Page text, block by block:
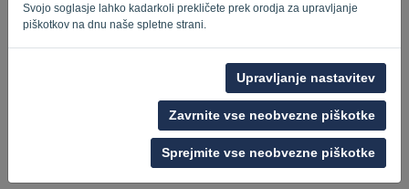
Svojo soglasje lahko kadarkoli prekličete prek orodja za upravljanje
piškotkov na dnu naše spletne strani.
Upravljanje nastavitev
Zavrnite vse neobvezne piškotke
Sprejmite vse neobvezne piškotke
Pogoji in določila